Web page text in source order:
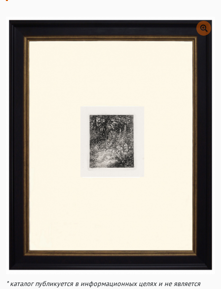
* каталог публикуется в информационных целях и не является